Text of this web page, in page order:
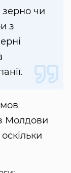
зерно чи
з
Молдови